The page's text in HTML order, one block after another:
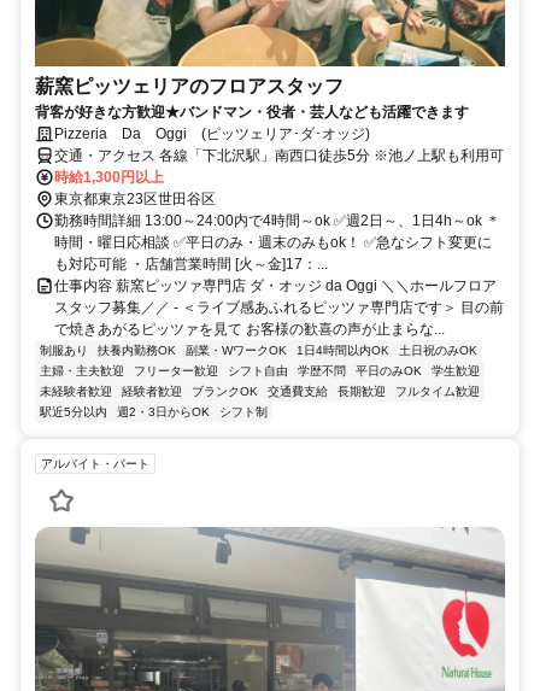
薪窯ピッツェリアのフロアスタッフ
背客が好きな方歓迎★バンドマン・役者・芸人なども活躍できます
Pizzeria Da Oggi (ピッツェリア･ダ･オッジ)
交通・アクセス 各線「下北沢駅」南西口徒歩5分 ※池ノ上駅も利用可
時給1,300円以上
東京都東京23区世田谷区
勤務時間詳細 13:00～24:00内で4時間～ok ✅週2日～、1日4h～ok ＊
時間・曜日応相談 ✅平日のみ・週末のみもok！ ✅急なシフト変更に
も対応可能 ・店舗営業時間 [火～金]17：...
仕事内容 薪窯ピッツァ専門店 ダ・オッジ da Oggi ＼＼ホールフロア
スタッフ募集／／ - ＜ライブ感あふれるピッツァ専門店です＞ 目の前
で焼きあがるピッツァを見て お客様の歓喜の声が止まらな...
制服あり 扶養内勤務OK 副業・WワークOK 1日4時間以内OK
土日祝のみOK
主婦・主夫歓迎
フリーター歓迎 シフト自由 学歴不問 平日のみOK
学生歓迎
未経験者歓迎
経験者歓迎 ブランクOK 交通費支給 長期歓迎
フルタイム歓迎
駅近5分以内
週2・3日からOK シフト制
アルバイト・パート